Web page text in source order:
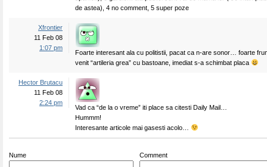
de astea), 4 no comment, 5 super poze
Xfrontier
11 Feb 08
1:07 pm
Foarte interesant ala cu politistii, pacat ca n-are sonor… foarte
venit “artileria grea” cu bastoane, imediat s-a schimbat placa
Hector Brutacu
11 Feb 08
2:24 pm
Vad ca “de la o vreme” iti place sa citesti Daily Mail…
Hummm!
Interesante articole mai gasesti acolo…
Nume Comment